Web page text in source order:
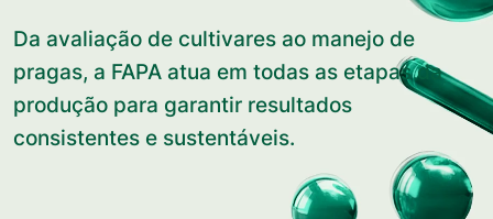
Da avaliação de cultivares ao manejo de
pragas, a FAPA atua em todas as etapas da
produção para garantir resultados
consistentes e sustentáveis.